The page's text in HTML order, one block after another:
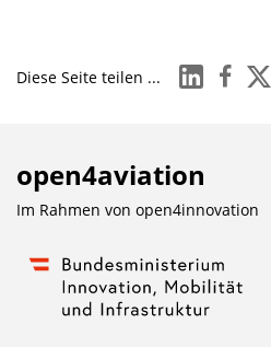
Diese Seite teilen ... linkedinfacebook
x
open4aviation
Im Rahmen von open4innovation